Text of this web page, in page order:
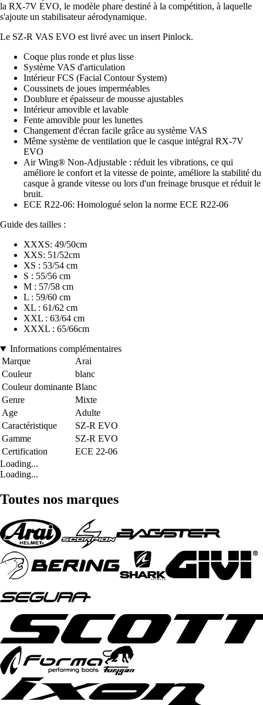
la RX-7V EVO, le modèle phare destiné à la compétition, à laquelle
s'ajoute un stabilisateur aérodynamique.
Le SZ-R VAS EVO est livré avec un insert Pinlock.
Coque plus ronde et plus lisse
Système VAS d'articulation
Intérieur FCS (Facial Contour System)
Coussinets de joues imperméables
Doublure et épaisseur de mousse ajustables
Intérieur amovible et lavable
Fente amovible pour les lunettes
Changement d'écran facile grâce au système VAS
Même système de ventilation que le casque intégral RX-7V
EVO
Air Wing® Non-Adjustable : réduit les vibrations, ce qui
améliore le confort et la vitesse de pointe, améliore la stabilité du
casque à grande vitesse ou lors d'un freinage brusque et réduit le
bruit.
ECE R22-06: Homologué selon la norme ECE R22-06
Guide des tailles :
XXXS: 49/50cm
XXS: 51/52cm
XS : 53/54 cm
S : 55/56 cm
M : 57/58 cm
L : 59/60 cm
XL : 61/62 cm
XXL : 63/64 cm
XXXL : 65/66cm
Informations complémentaires
Marque
Arai
Couleur
blanc
Couleur dominante Blanc
Genre
Mixte
Age
Adulte
Caractéristique
SZ-R EVO
Gamme
SZ-R EVO
Certification
ECE 22-06
Loading...
Loading...
Toutes nos marques